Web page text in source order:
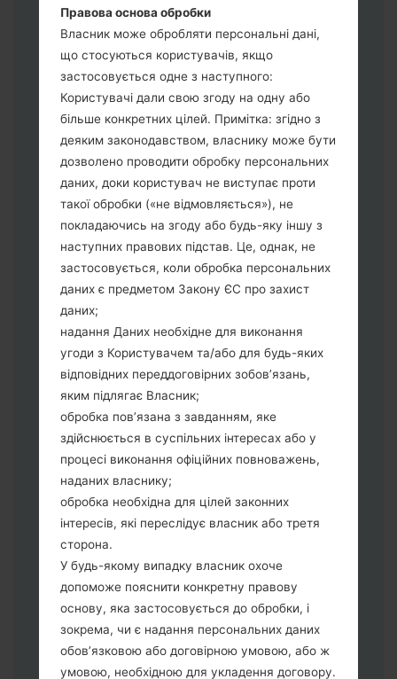
прошивки тут) або 5 (Вибрати 5 файл
прошивки тут) файлів для прошивки:
AP: "System & Recovery"
CP: "Modem & Radio"
CSC_***: "Country & Region & Operator"
HOME_CSC_***: "Country & Region &
Operator"
Додайте усі файли у програму Odin 3.
Якщо ви хочете прошити телефон та
скинути до заводських налаштувань
оберіть CSC_***, у іншому випадку
виберіть HOME_CSC_*** для
збереження Ваших даних.
Тепер вимкніть пристрій і увійдіть у
"Download" режим. Усі методи як це
зробити:
Натисніть та утримуйти клавіші:
живлення, збільшення гучності та Bixbi.
Натисніть та утримуйте клавіші:
зменшення та збільшення гучності.
Підключивши телефон до ПК
використовуючи USB кабель.
Натисніть та утримуйти клавіші:
живлення, збільшення гучності та
додому.
Підключіть USB кабель та натисніть
клавіші: зменшення звуку та Bixbi.
Натисніть та утримуйти клавіші:
живлення та збільшення гучності.
Далі підключить телефон до ПК,
програма Odin повина виявити Ваш
девайс та "COM port number" з'явиться
Правова основа обробки
Власник може обробляти персональні дані,
що стосуються користувачів, якщо
застосовується одне з наступного:
Користувачі дали свою згоду на одну або
більше конкретних цілей. Примітка: згідно з
деяким законодавством, власнику може бути
дозволено проводити обробку персональних
даних, доки користувач не виступає проти
такої обробки («не відмовляється»), не
покладаючись на згоду або будь-яку іншу з
наступних правових підстав. Це, однак, не
застосовується, коли обробка персональних
даних є предметом Закону ЄС про захист
даних;
надання Даних необхідне для виконання
угоди з Користувачем та/або для будь-яких
відповідних переддоговірних зобов’язань,
яким підлягає Власник;
обробка пов’язана з завданням, яке
здійснюється в суспільних інтересах або у
процесі виконання офіційних повноважень,
наданих власнику;
обробка необхідна для цілей законних
інтересів, які переслідує власник або третя
сторона.
У будь-якому випадку власник охоче
допоможе пояснити конкретну правову
основу, яка застосовується до обробки, і
зокрема, чи є надання персональних даних
обов’язковою або договірною умовою, або ж
умовою, необхідною для укладення договору.